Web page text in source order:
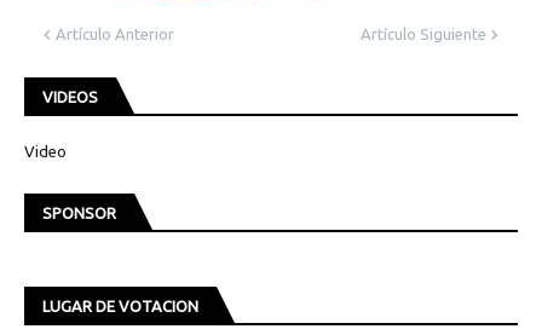
Artículo Anterior Artículo Siguiente
VIDEOS
Video
SPONSOR
LUGAR DE VOTACION